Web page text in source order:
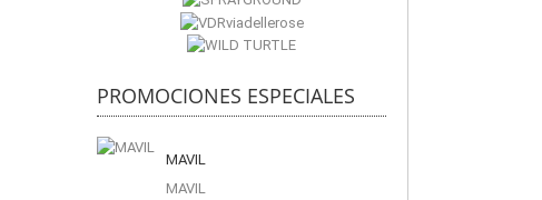
PROMOCIONES ESPECIALES
MAVIL
MAVIL